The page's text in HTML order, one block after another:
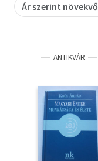
Gyermek- és ifjúsági
Művészet
Szakkönyv
Szótár, nyelvkönyv
Ár szerint növekvő
ANTIKVÁR